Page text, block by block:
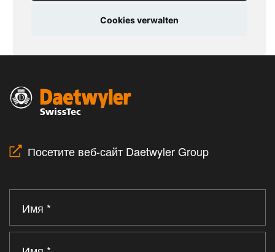
Посетите веб-сайт Daetwyler Group